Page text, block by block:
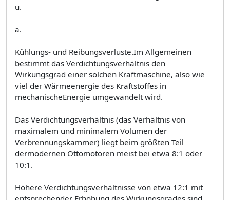
u.
a.
Kühlungs- und Reibungsverluste.Im Allgemeinen
bestimmt das Verdichtungsverhältnis den
Wirkungsgrad einer solchen Kraftmaschine, also wie
viel der Wärmeenergie des Kraftstoffes in
mechanischeEnergie umgewandelt wird.
Das Verdichtungsverhältnis (das Verhältnis von
maximalem und minimalem Volumen der
Verbrennungskammer) liegt beim größten Teil
dermodernen Ottomotoren meist bei etwa 8:1 oder
10:1.
Höhere Verdichtungsverhältnisse von etwa 12:1 mit